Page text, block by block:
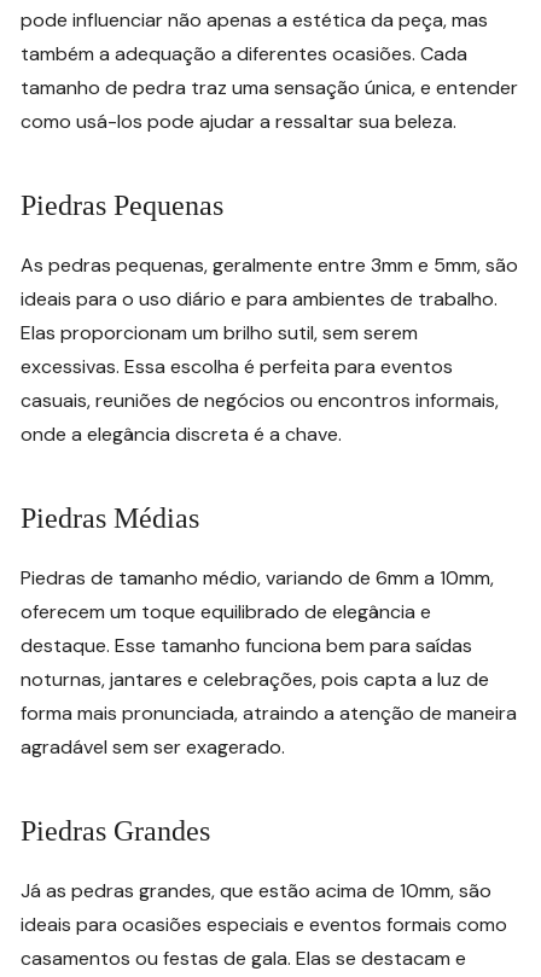
pode influenciar não apenas a estética da peça, mas
também a adequação a diferentes ocasiões. Cada
tamanho de pedra traz uma sensação única, e entender
como usá-los pode ajudar a ressaltar sua beleza.
Piedras Pequenas
As pedras pequenas, geralmente entre 3mm e 5mm, são
ideais para o uso diário e para ambientes de trabalho.
Elas proporcionam um brilho sutil, sem serem
excessivas. Essa escolha é perfeita para eventos
casuais, reuniões de negócios ou encontros informais,
onde a elegância discreta é a chave.
Piedras Médias
Piedras de tamanho médio, variando de 6mm a 10mm,
oferecem um toque equilibrado de elegância e
destaque. Esse tamanho funciona bem para saídas
noturnas, jantares e celebrações, pois capta a luz de
forma mais pronunciada, atraindo a atenção de maneira
agradável sem ser exagerado.
Piedras Grandes
Já as pedras grandes, que estão acima de 10mm, são
ideais para ocasiões especiais e eventos formais como
casamentos ou festas de gala. Elas se destacam e